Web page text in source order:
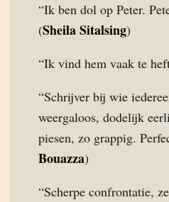
“Ik ben dol op Peter.
(Sheila Sitalsing)
“Ik vind hem vaak te
“Schrijver bij wie
weergaloos, dodelijk
piesen, zo grappig.
Bouazza)
“Scherpe confrontatie,